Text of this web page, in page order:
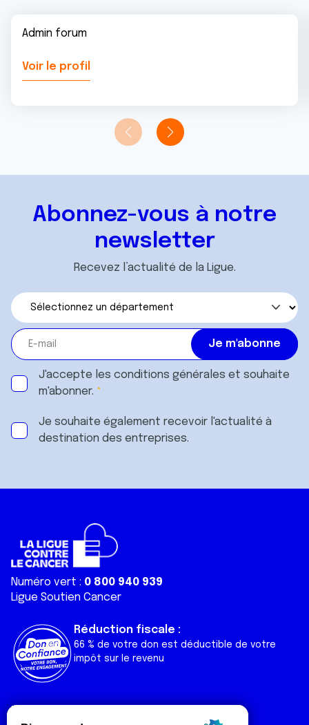
Admin forum
Voir le profil
Abonnez-vous à notre
newsletter
Recevez l’actualité de la Ligue.
J'accepte les conditions générales et souhaite
m'abonner.
Je souhaite également recevoir l'actualité à
destination des entreprises.
Numéro vert : 0 800 940 939
Ligue Soutien Cancer
Réduction fiscale :
66 % de votre don est déductible de votre
impôt sur le revenu
Liens utiles